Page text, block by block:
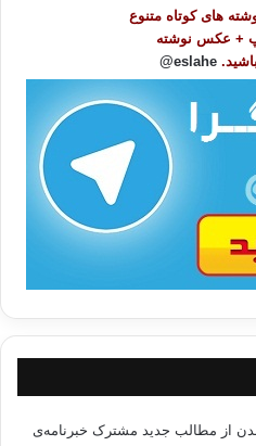
های کوتاه متنوع
+ عکس نوشته
eslahe@
از مطالب جدید مشترک خبرنامه‌ی